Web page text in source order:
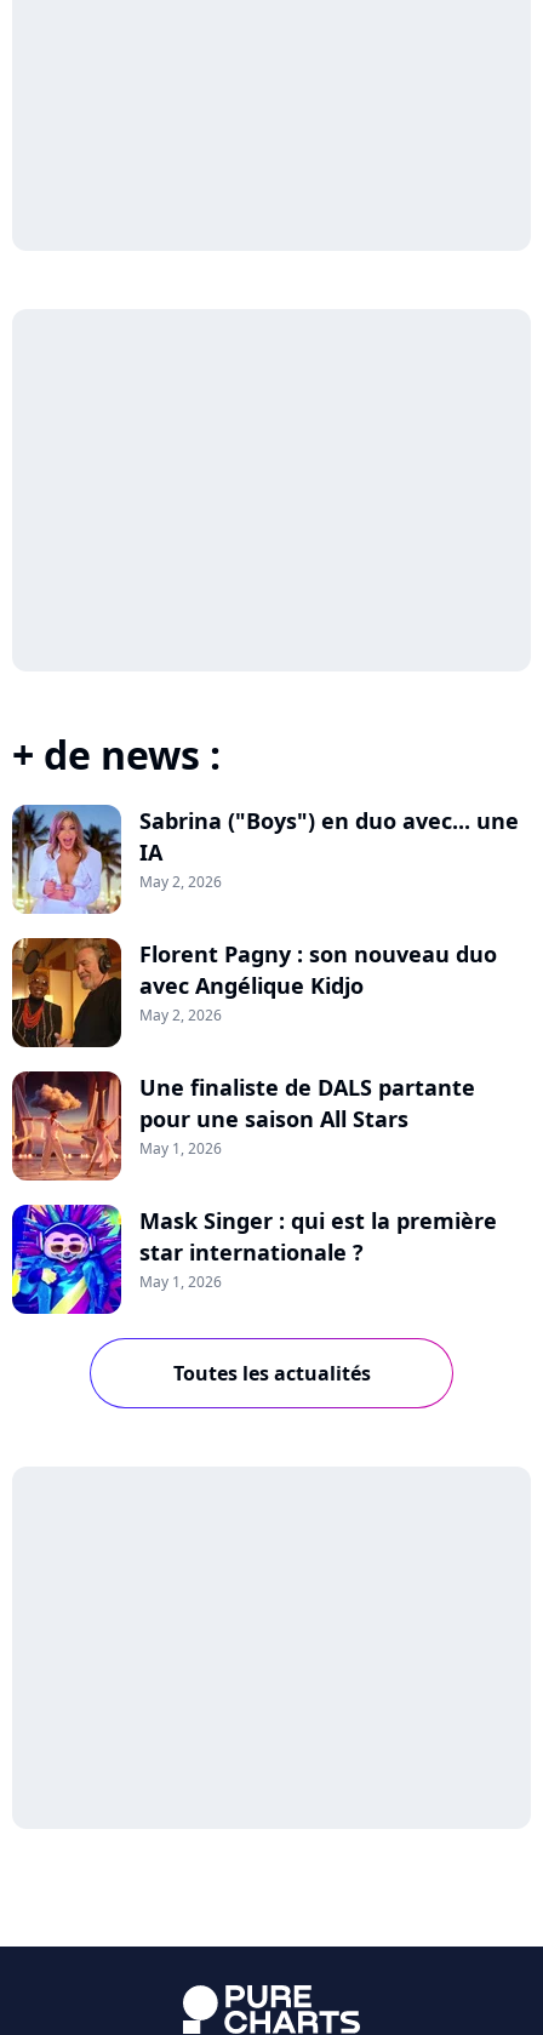
+ de news :
Sabrina ("Boys") en duo avec... une
IA
May 2, 2026
Florent Pagny : son nouveau duo
avec Angélique Kidjo
May 2, 2026
Une finaliste de DALS partante
pour une saison All Stars
May 1, 2026
Mask Singer : qui est la première
star internationale ?
May 1, 2026
Toutes les actualités